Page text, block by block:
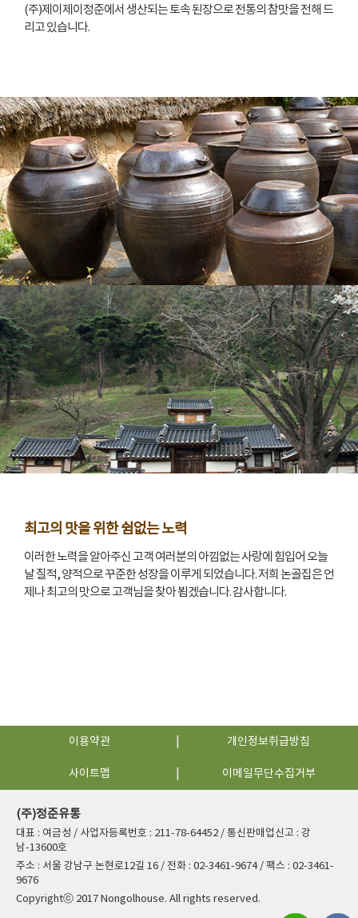
(주)제이제이정준에서 생산되는 토속 된장으로 전통의 참맛을 전해 드
리고 있습니다.
최고의 맛을 위한 쉼없는 노력
이러한 노력을 알아주신 고객 여러분의 아낌없는 사랑에 힘입어 오늘
날 질적, 양적으로 꾸준한 성장을 이루게 되었습니다. 저희 논골집은 언
제나 최고의 맛으로 고객님을 찾아 뵙겠습니다. 감사합니다.
이용약관 개인정보취급방침
사이트맵 이메일무단수집거부
(주)정준유통
대표 : 여금성 / 사업자등록번호 : 211-78-64452 / 통신판매업신고 : 강
남-13600호
주소 : 서울 강남구 논현로12길 16 / 전화 : 02-3461-9674 / 팩스 : 02-3461-
9676
Copyrightⓒ 2017 Nongolhouse. All rights reserved.